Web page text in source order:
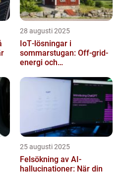
28 augusti 2025
IoT‑lösningar i
sommarstugan: Off‑grid-
energi och
25 augusti 2025
Felsökning av AI-
hallucinationer: När din